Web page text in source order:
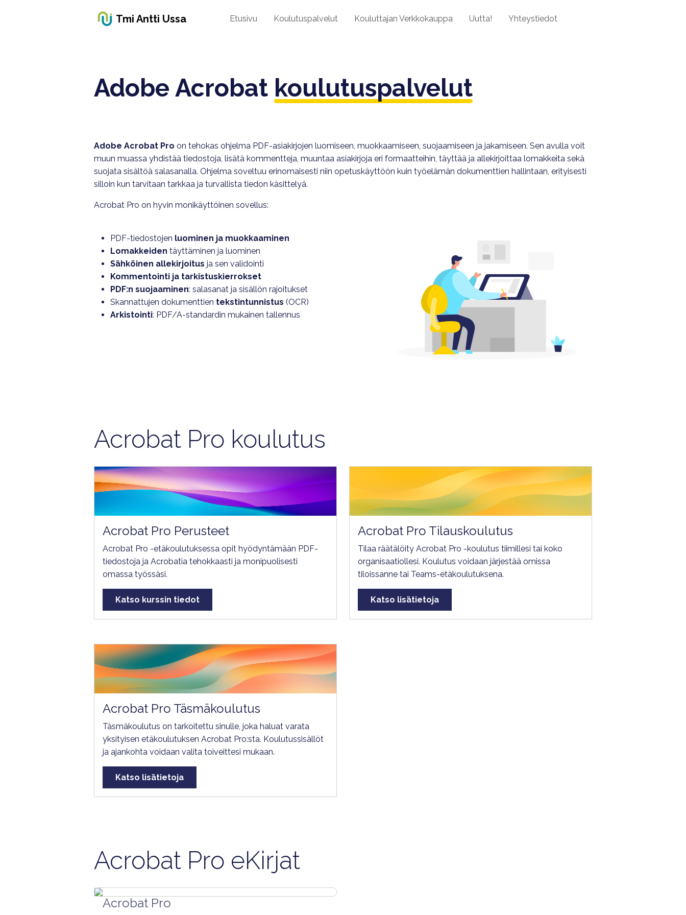
Tmi Antti Ussa Etusivu Koulutuspalvelut Kouluttajan Verkkokauppa Uutta! Yhteystiedot
Adobe Acrobat koulutuspalvelut
Adobe Acrobat Pro on tehokas ohjelma PDF-asiakirjojen luomiseen, muokkaamiseen, suojaamiseen ja jakamiseen. Sen avulla voit
muun muassa yhdistää tiedostoja, lisätä kommentteja, muuntaa asiakirjoja eri formaatteihin, täyttää ja allekirjoittaa lomakkeita sekä
suojata sisältöä salasanalla. Ohjelma soveltuu erinomaisesti niin opetuskäyttöön kuin työelämän dokumenttien hallintaan, erityisesti
silloin kun tarvitaan tarkkaa ja turvallista tiedon käsittelyä.
Acrobat Pro on hyvin monikäyttöinen sovellus:
PDF-tiedostojen luominen ja muokkaaminen
Lomakkeiden täyttäminen ja luominen
Sähköinen allekirjoitus ja sen validointi
Kommentointi ja tarkistuskierrokset
PDF:n suojaaminen: salasanat ja sisällön rajoitukset
Skannattujen dokumenttien tekstintunnistus (OCR)
Arkistointi: PDF/A-standardin mukainen tallennus
Acrobat Pro koulutus
Acrobat Pro Perusteet
Acrobat Pro -etäkoulutuksessa opit hyödyntämään PDF-
tiedostoja ja Acrobatia tehokkaasti ja monipuolisesti
omassa työssäsi.
Katso kurssin tiedot
Acrobat Pro Tilauskoulutus
Tilaa räätälöity Acrobat Pro -koulutus tiimillesi tai koko
organisaatiollesi. Koulutus voidaan järjestää omissa
tiloissanne tai Teams-etäkoulutuksena.
Katso lisätietoja
Acrobat Pro Täsmäkoulutus
Täsmäkoulutus on tarkoitettu sinulle, joka haluat varata
yksityisen etäkoulutuksen Acrobat Pro:sta. Koulutussisällöt
ja ajankohta voidaan valita toiveittesi mukaan.
Katso lisätietoja
Acrobat Pro eKirjat
Acrobat Pro